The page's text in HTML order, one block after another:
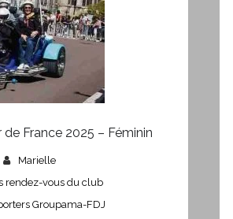
de France 2025 – Féminin
Marielle
rendez-vous du club
Groupama-FDJ